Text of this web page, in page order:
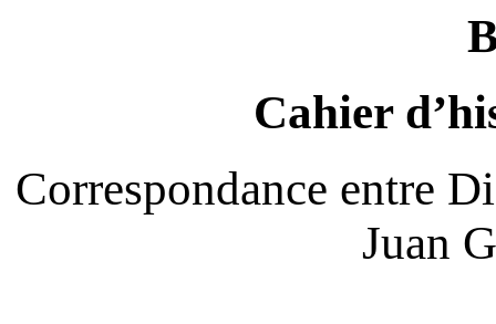
Cahier
Correspondance entre
Juan